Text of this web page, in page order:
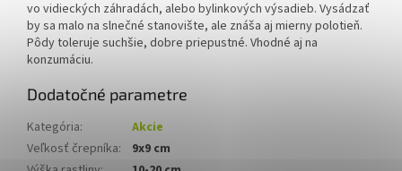
vo vidieckých záhradách, alebo bylinkových výsadieb. Vysádzať
by sa malo na slnečné stanovište, ale znáša aj mierny polotieň.
Pôdy toleruje suchšie, dobre priepustné. Vhodné aj na
konzumáciu.
Dodatočné parametre
Kategória:
Akcie
Veľkosť črepníka:
9x9 cm